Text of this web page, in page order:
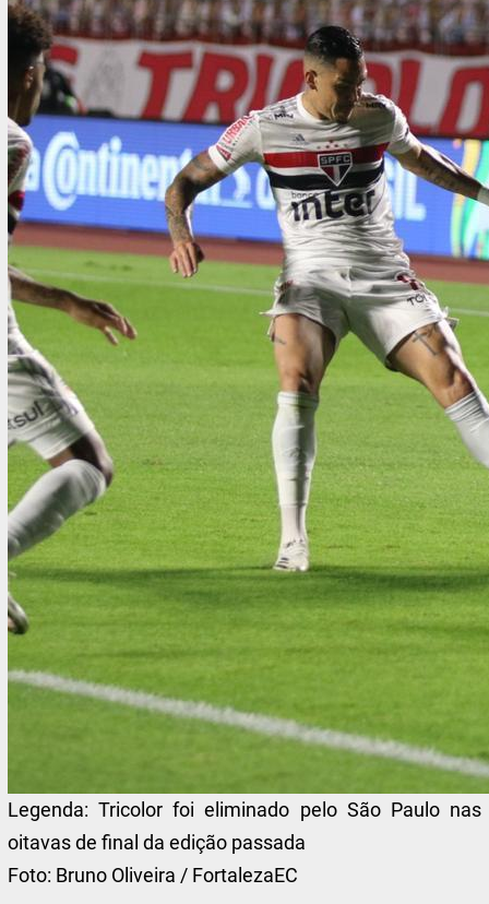
Legenda:Tricolor foi eliminado pelo São Paulo nas
oitavas de final da edição passada
Foto: Bruno Oliveira / FortalezaEC